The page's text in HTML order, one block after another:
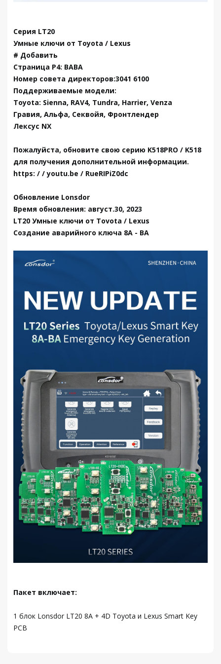
Серия LT20
Умные ключи от Toyota / Lexus
# Добавить
Страница P4: BABA
Номер совета директоров:3041 6100
Поддерживаемые модели:
Toyota: Sienna, RAV4, Tundra, Harrier, Venza
Гравия, Альфа, Секвойя, Фронтлендер
Лексус NX
Пожалуйста, обновите свою серию K518PRO / K518
для получения дополнительной информации.
https: / / youtu.be / RueRIPiZ0dc
Обновление Lonsdor
Время обновления: август.30, 2023
LT20 Умные ключи от Tovota / Lexus
Создание аварийного ключа 8A - BA
Пакет включает:
1 блок Lonsdor LT20 8A + 4D Toyota и Lexus Smart Key
PCB